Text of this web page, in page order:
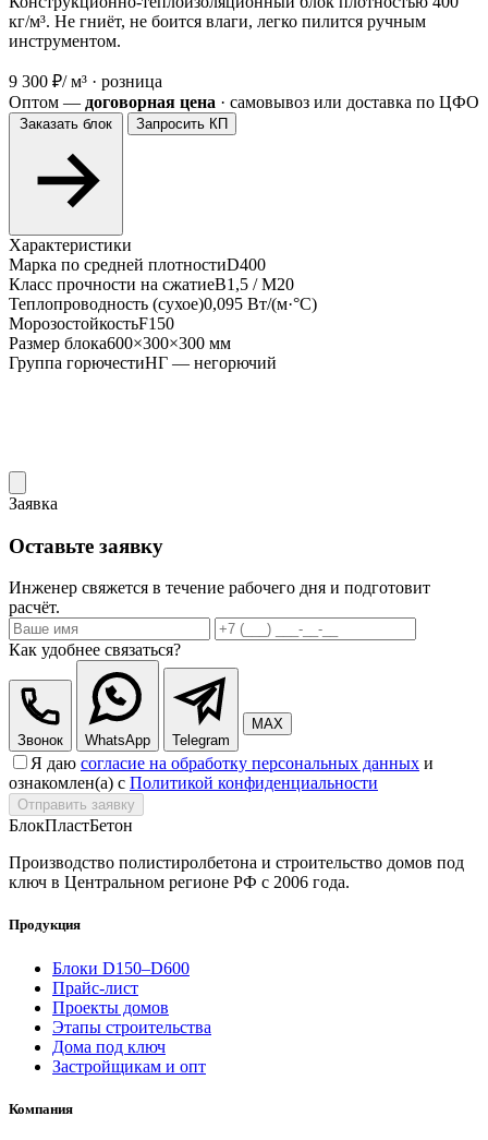
кг/м³. Не гниёт, не боится влаги, легко пилится ручным
инструментом.
9 300 ₽/ м³ · розница
Оптом — договорная цена · самовывоз или доставка по ЦФО
Запросить КП
Характеристики
Марка по средней плотностиD400
Класс прочности на сжатиеВ1,5 / М20
Теплопроводность (сухое)0,095 Вт/(м·°С)
МорозостойкостьF150
Размер блока600×300×300 мм
Группа горючестиНГ — негорючий
Заявка
Оставьте заявку
Инженер свяжется в течение рабочего дня и подготовит
расчёт.
Как удобнее связаться?
Звонок WhatsApp Telegram
MAX
Я даю согласие на обработку персональных данных и
ознакомлен(а) с Политикой конфиденциальности
Отправить заявку
БлокПластБетон
Производство полистиролбетона и строительство домов под
ключ в Центральном регионе РФ с 2006 года.
Продукция
Блоки D150–D600
Прайс-лист
Проекты домов
Этапы строительства
Дома под ключ
Застройщикам и опт
Компания